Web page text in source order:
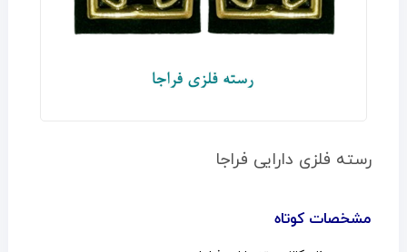
رسته فلزی دارایی فراجا
مشخصات کوتاه